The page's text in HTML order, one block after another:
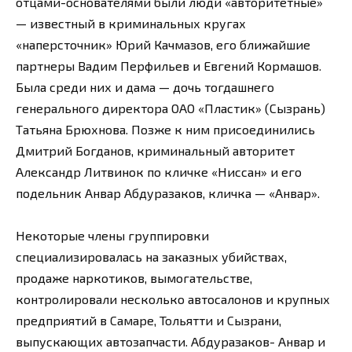
— известный в криминальных кругах
«наперсточник» Юрий Качмазов, его ближайшие
партнеры Вадим Перфильев и Евгений Кормашов.
Была среди них и дама — дочь тогдашнего
генерального директора ОАО «Пластик» (Сызрань)
Татьяна Брюхнова. Позже к ним присоединились
Дмитрий Богданов, криминальный авторитет
Александр Литвинок по кличке «Ниссан» и его
подельник Анвар Абдуразаков, кличка — «Анвар».
Некоторые члены группировки
специализировалась на заказных убийствах,
продаже наркотиков, вымогательстве,
контролировали несколько автосалонов и крупных
предприятий в Самаре, Тольятти и Сызрани,
выпускающих автозапчасти. Абдуразаков- Анвар и